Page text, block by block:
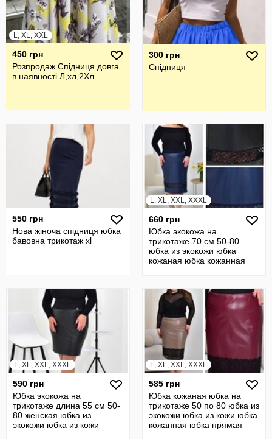
L, XL, XXL
450 грн
Розпродаж Спідниця довга
в наявності Л,хл,2Хл
300 грн
Спідниця
550 грн
Нова жіноча спідниця юбка
бавовна трикотаж xl
L, XL, XXL, XXXL
660 грн
Юбка экокожа на
трикотаже 70 см 50-80
юбка из экокожи юбка
кожаная юбка кожанная
L, XL, XXL, XXXL
590 грн
Юбка экокожа на
трикотаже длина 55 см 50-
80 женская юбка из
экокожи юбка из кожи
L, XL, XXL, XXXL
585 грн
Юбка кожаная юбка на
трикотаже 50 по 80 юбка из
экокожи юбка из кожи юбка
кожанная юбка прямая